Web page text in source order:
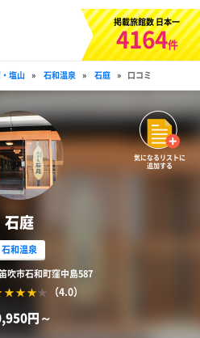
掲載旅館数 日本一
4164件
塩山 » 石和温泉 » 石庭 » 口コミ
石庭
石和温泉
吹市石和町窪中島587
（4.0）
円～
気になるリストに
追加する